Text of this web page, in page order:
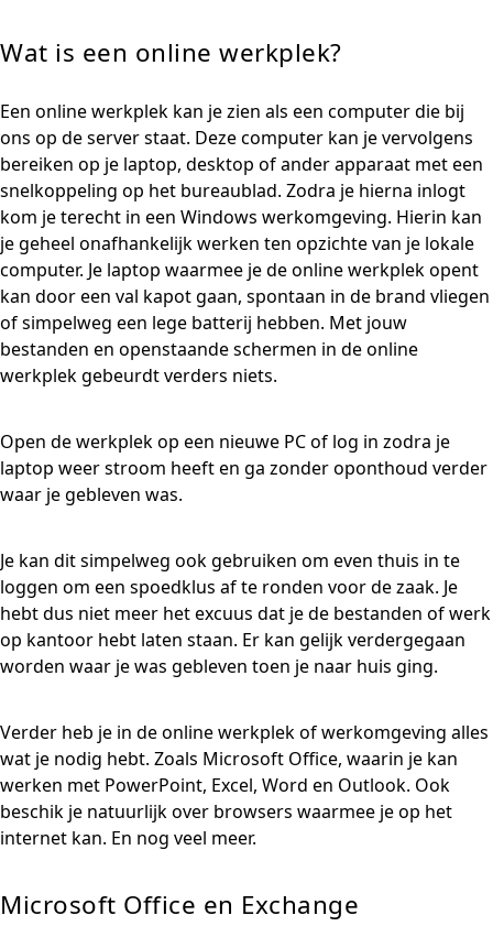
Wat is een online werkplek?
Een online werkplek kan je zien als een computer die bij
ons op de server staat. Deze computer kan je vervolgens
bereiken op je laptop, desktop of ander apparaat met een
snelkoppeling op het bureaublad. Zodra je hierna inlogt
kom je terecht in een Windows werkomgeving. Hierin kan
je geheel onafhankelijk werken ten opzichte van je lokale
computer. Je laptop waarmee je de online werkplek opent
kan door een val kapot gaan, spontaan in de brand vliegen
of simpelweg een lege batterij hebben. Met jouw
bestanden en openstaande schermen in de online
werkplek gebeurdt verders niets.
Open de werkplek op een nieuwe PC of log in zodra je
laptop weer stroom heeft en ga zonder oponthoud verder
waar je gebleven was.
Je kan dit simpelweg ook gebruiken om even thuis in te
loggen om een spoedklus af te ronden voor de zaak. Je
hebt dus niet meer het excuus dat je de bestanden of werk
op kantoor hebt laten staan. Er kan gelijk verdergegaan
worden waar je was gebleven toen je naar huis ging.
Verder heb je in de online werkplek of werkomgeving alles
wat je nodig hebt. Zoals Microsoft Office, waarin je kan
werken met PowerPoint, Excel, Word en Outlook. Ook
beschik je natuurlijk over browsers waarmee je op het
internet kan. En nog veel meer.
Microsoft Office en Exchange